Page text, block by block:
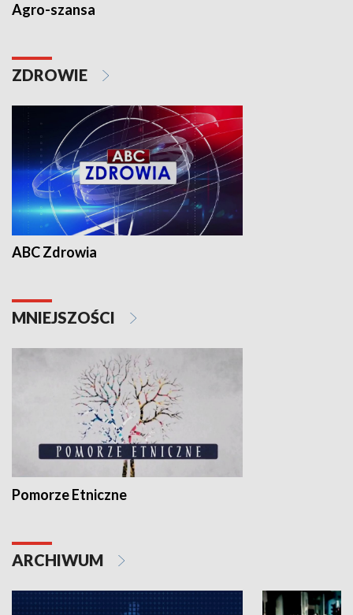
Agro-szansa
ZDROWIE
ABC Zdrowia
MNIEJSZOŚCI
Pomorze Etniczne
ARCHIWUM